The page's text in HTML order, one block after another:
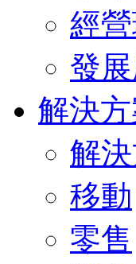
經
發
解決
解
移動
零售